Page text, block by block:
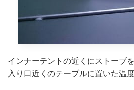
インナーテントの近くにストーブ
入り口近くのテーブルに置いた温